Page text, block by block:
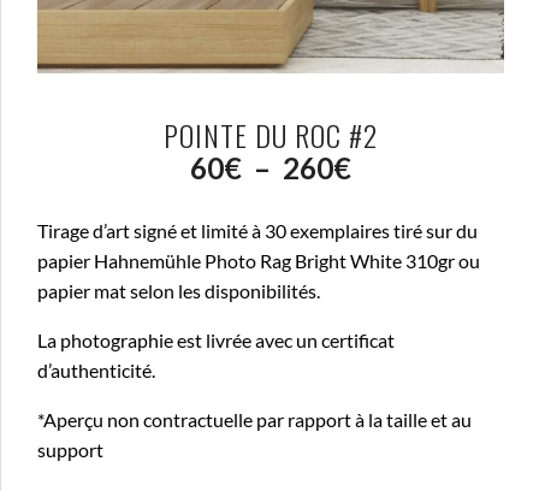
POINTE DU ROC #2
60€ – 260€Plage
prix :
à
Tirage d’art signé et limité à 30 exemplaires tiré sur du
papier Hahnemühle Photo Rag Bright White 310gr ou
papier mat selon les disponibilités.
La photographie est livrée avec un certificat
d’authenticité.
*Aperçu non contractuelle par rapport à la taille et au
support